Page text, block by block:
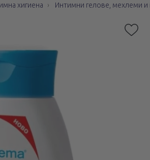
хигиена Интимни гелове, мехлеми и